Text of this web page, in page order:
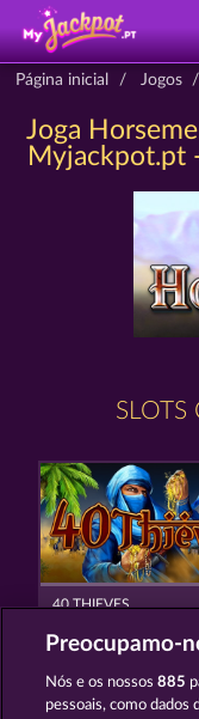
Página inicial Jogos
Joga
Myjackpot.pt
40 THIEVES
Preocupamo-
Nós e os nossos885
pessoais, como dados